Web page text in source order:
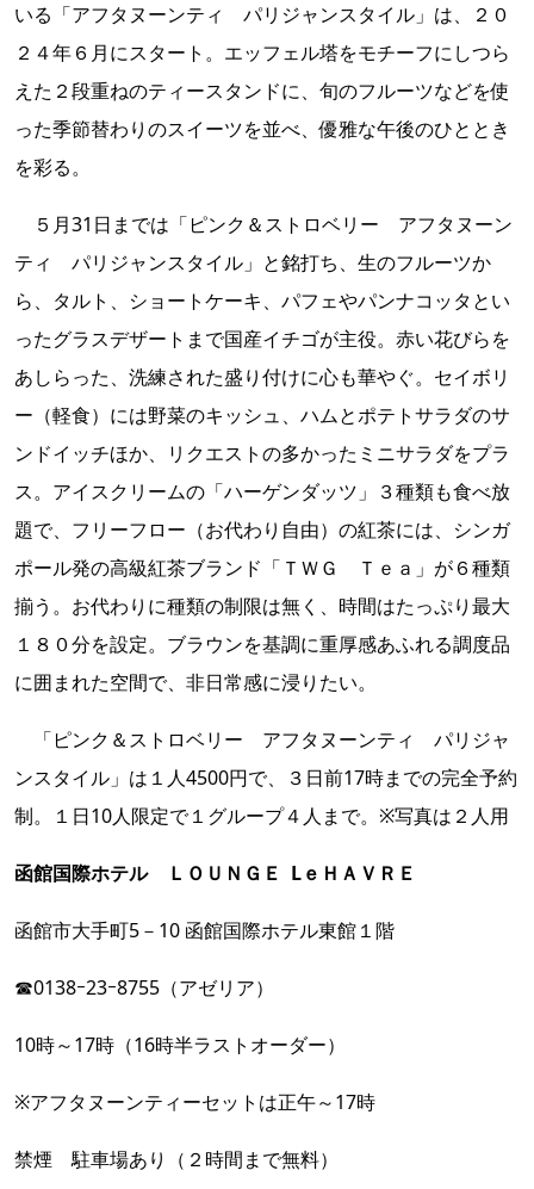
いる「アフタヌーンティ パリジャンスタイル」は、２０
２４年６月にスタート。エッフェル塔をモチーフにしつら
えた２段重ねのティースタンドに、旬のフルーツなどを使
った季節替わりのスイーツを並べ、優雅な午後のひととき
を彩る。
５月31日までは「ピンク＆ストロベリー アフタヌーン
ティ パリジャンスタイル」と銘打ち、生のフルーツか
ら、タルト、ショートケーキ、パフェやパンナコッタとい
ったグラスデザートまで国産イチゴが主役。赤い花びらを
あしらった、洗練された盛り付けに心も華やぐ。セイボリ
ー（軽食）には野菜のキッシュ、ハムとポテトサラダのサ
ンドイッチほか、リクエストの多かったミニサラダをプラ
ス。アイスクリームの「ハーゲンダッツ」３種類も食べ放
題で、フリーフロー（お代わり自由）の紅茶には、シンガ
ポール発の高級紅茶ブランド「ＴＷＧ Ｔｅａ」が６種類
揃う。お代わりに種類の制限は無く、時間はたっぷり最大
１８０分を設定。ブラウンを基調に重厚感あふれる調度品
に囲まれた空間で、非日常感に浸りたい。
「ピンク＆ストロベリー アフタヌーンティ パリジャ
ンスタイル」は１人4500円で、３日前17時までの完全予約
制。１日10人限定で１グループ４人まで。※写真は２人用
函館国際ホテル ＬＯＵＮＧＥ LｅＨＡＶＲＥ
函館市大手町5－10 函館国際ホテル東館１階
☎0138ｰ23ｰ8755（アゼリア）
10時～17時（16時半ラストオーダー）
※アフタヌーンティーセットは正午～17時
禁煙 駐車場あり（２時間まで無料）